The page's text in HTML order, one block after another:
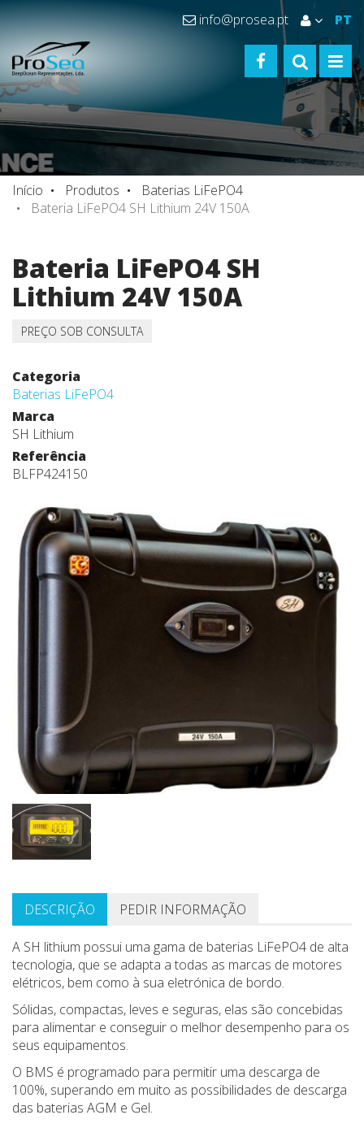
info@prosea.pt PT
FACEBOOK
TOGGLE
Início Produtos
Baterias LiFePO4
Bateria LiFePO4 SH Lithium 24V 150A
Bateria LiFePO4 SH
Lithium 24V 150A
PREÇO SOB CONSULTA
Categoria
Baterias LiFePO4
Marca
SH Lithium
Referência
BLFP424150
DESCRIÇÃO PEDIR INFORMAÇÃO
A SH lithium possui uma gama de baterias LiFePO4 de alta
tecnologia, que se adapta a todas as marcas de motores
elétricos, bem como à sua eletrónica de bordo.
Sólidas, compactas, leves e seguras, elas são concebidas
para alimentar e conseguir o melhor desempenho para os
seus equipamentos.
O BMS é programado para permitir uma descarga de
100%, superando em muito as possibilidades de descarga
das baterias AGM e Gel.